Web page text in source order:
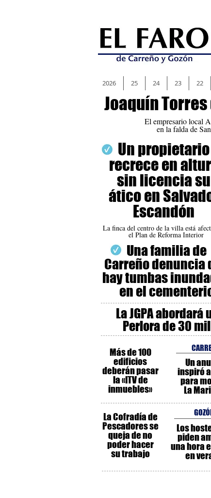
Joaquín
El empresario local
en la falda de
Un propietario
recrece en
sin licencia su
ático en
Escandón
La finca del centro de la villa está
el Plan de Reforma Interior
Una familia de
Carreño denuncia
hay tumbas
en el
La JGPA
Perlora de 30
Más de 100
edificios
deberán pasar
la «ITV de
inmuebles»
Un
inspiró
para
La
La Cofradía de
Pescadores se
queja de no
poder hacer
su trabajo
Los
piden
una hora
en
2026 25 24 23 22